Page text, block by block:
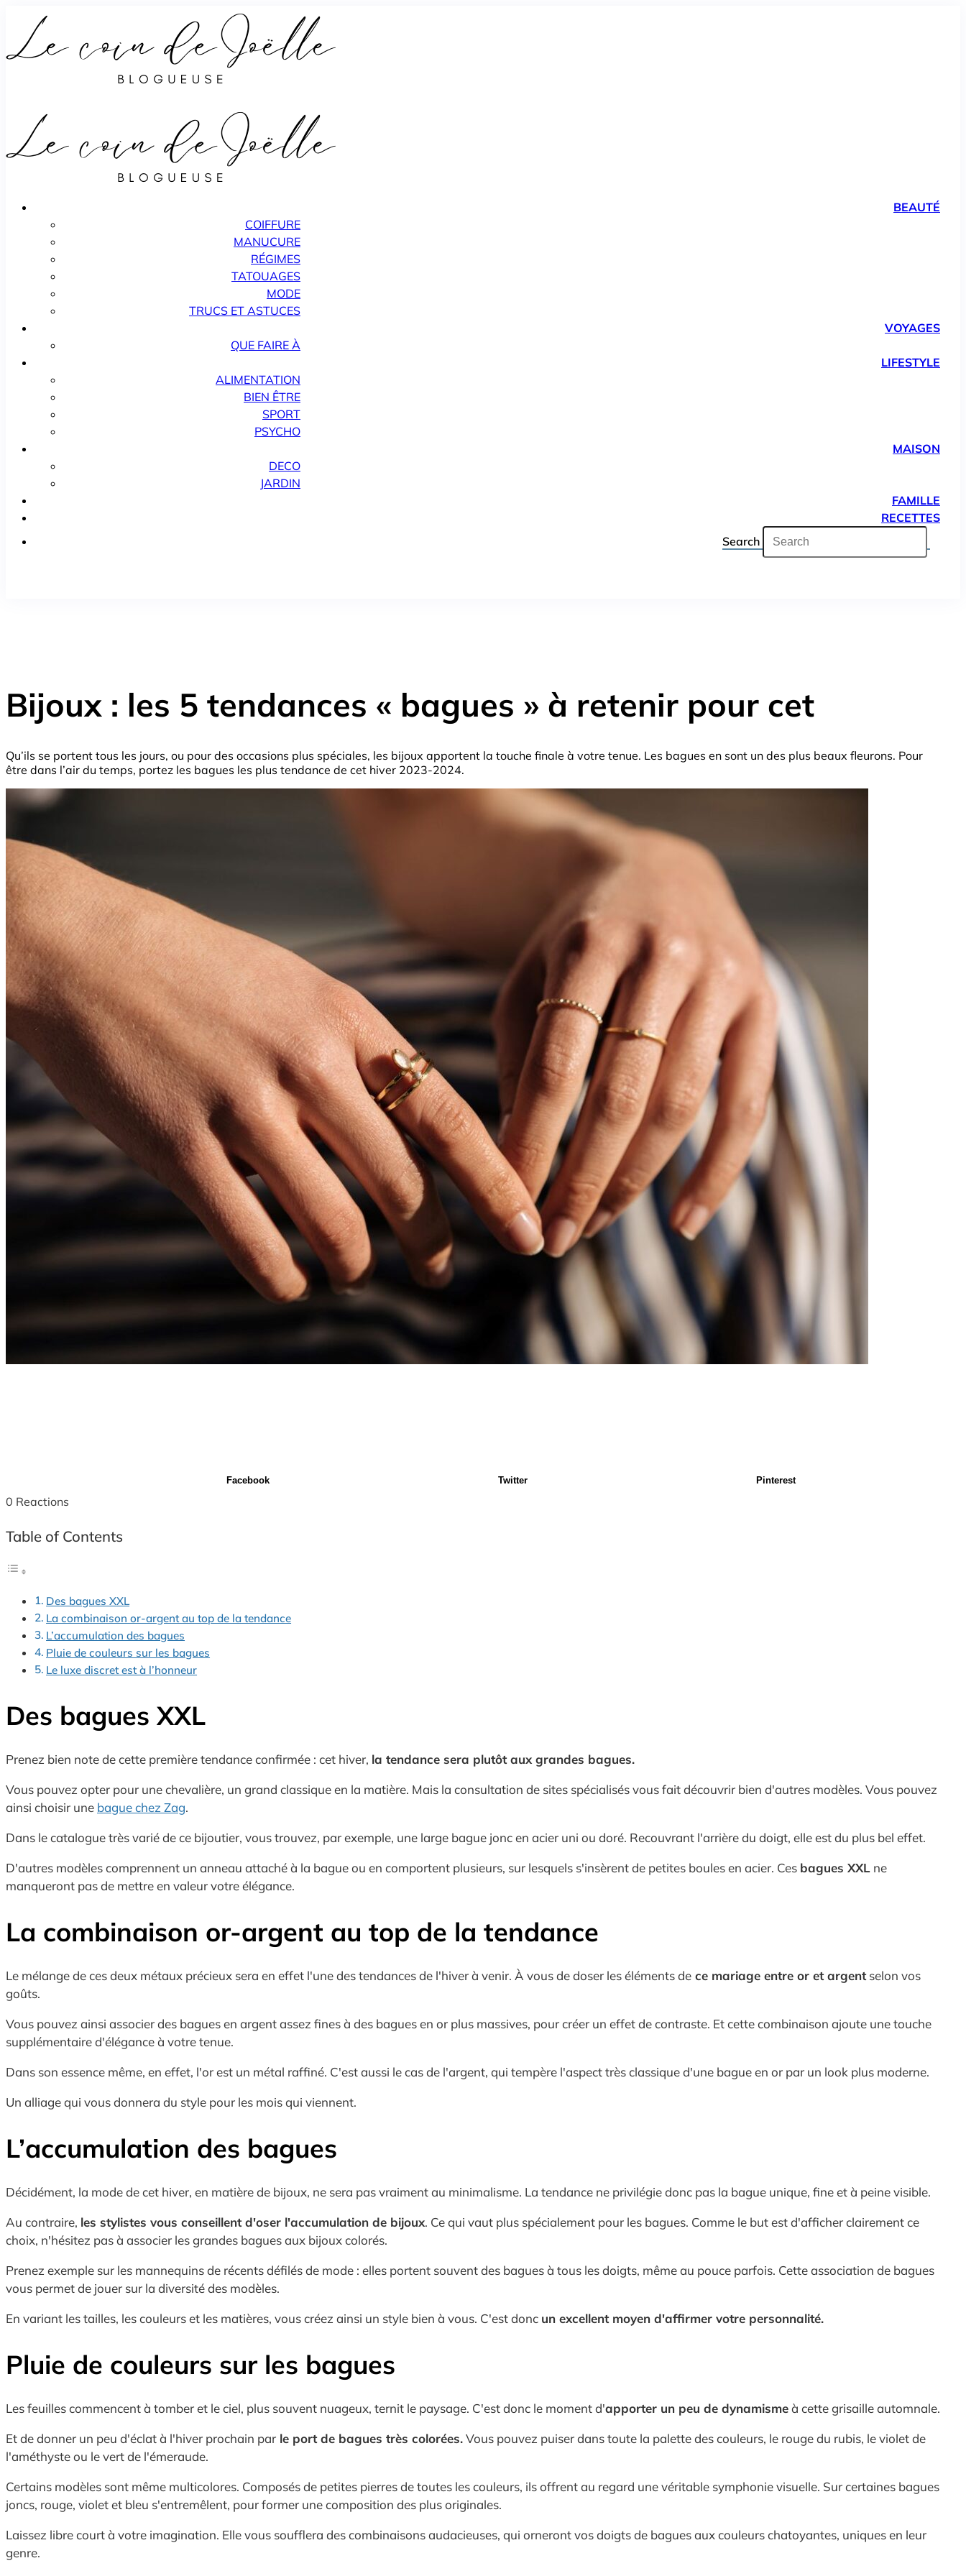
BEAUTÉ
COIFFURE
MANUCURE
RÉGIMES
TATOUAGES
MODE
TRUCS ET ASTUCES
VOYAGES
QUE FAIRE À
LIFESTYLE
ALIMENTATION
BIEN ÊTRE
SPORT
PSYCHO
MAISON
DECO
JARDIN
FAMILLE
RECETTES
Search
Bijoux : les 5 tendances « bagues » à retenir pour cet
Qu’ils se portent tous les jours, ou pour des occasions plus spéciales, les bijoux apportent la touche finale à votre tenue. Les bagues en sont un des plus beaux fleurons. Pour
être dans l’air du temps, portez les bagues les plus tendance de cet hiver 2023-2024.
Facebook Twitter Pinterest
0 Reactions
Table of Contents
Des bagues XXL
La combinaison or-argent au top de la tendance
L’accumulation des bagues
Pluie de couleurs sur les bagues
Le luxe discret est à l’honneur
Des bagues XXL
Prenez bien note de cette première tendance confirmée : cet hiver, la tendance sera plutôt aux grandes bagues.
Vous pouvez opter pour une chevalière, un grand classique en la matière. Mais la consultation de sites spécialisés vous fait découvrir bien d'autres modèles. Vous pouvez
ainsi choisir une bague chez Zag.
Dans le catalogue très varié de ce bijoutier, vous trouvez, par exemple, une large bague jonc en acier uni ou doré. Recouvrant l'arrière du doigt, elle est du plus bel effet.
D'autres modèles comprennent un anneau attaché à la bague ou en comportent plusieurs, sur lesquels s'insèrent de petites boules en acier. Ces bagues XXL ne
manqueront pas de mettre en valeur votre élégance.
La combinaison or-argent au top de la tendance
Le mélange de ces deux métaux précieux sera en effet l'une des tendances de l'hiver à venir. À vous de doser les éléments de ce mariage entre or et argentselon vos
goûts.
Vous pouvez ainsi associer des bagues en argent assez fines à des bagues en or plus massives, pour créer un effet de contraste. Et cette combinaison ajoute une touche
supplémentaire d'élégance à votre tenue.
Dans son essence même, en effet, l'or est un métal raffiné. C'est aussi le cas de l'argent, qui tempère l'aspect très classique d'une bague en or par un look plus moderne.
Un alliage qui vous donnera du style pour les mois qui viennent.
L’accumulation des bagues
Décidément, la mode de cet hiver, en matière de bijoux, ne sera pas vraiment au minimalisme. La tendance ne privilégie donc pas la bague unique, fine et à peine visible.
Au contraire, les stylistes vous conseillent d'oser l'accumulation de bijoux. Ce qui vaut plus spécialement pour les bagues. Comme le but est d'afficher clairement ce
choix, n'hésitez pas à associer les grandes bagues aux bijoux colorés.
Prenez exemple sur les mannequins de récents défilés de mode : elles portent souvent des bagues à tous les doigts, même au pouce parfois. Cette association de bagues
vous permet de jouer sur la diversité des modèles.
En variant les tailles, les couleurs et les matières, vous créez ainsi un style bien à vous. C'est donc un excellent moyen d'affirmer votre personnalité.
Pluie de couleurs sur les bagues
Les feuilles commencent à tomber et le ciel, plus souvent nuageux, ternit le paysage. C'est donc le moment d'apporter un peu de dynamismeà cette grisaille automnale.
Et de donner un peu d'éclat à l'hiver prochain par le port de bagues très colorées.Vous pouvez puiser dans toute la palette des couleurs, le rouge du rubis, le violet de
l'améthyste ou le vert de l'émeraude.
Certains modèles sont même multicolores. Composés de petites pierres de toutes les couleurs, ils offrent au regard une véritable symphonie visuelle. Sur certaines bagues
joncs, rouge, violet et bleu s'entremêlent, pour former une composition des plus originales.
Laissez libre court à votre imagination. Elle vous soufflera des combinaisons audacieuses, qui orneront vos doigts de bagues aux couleurs chatoyantes, uniques en leur
genre.